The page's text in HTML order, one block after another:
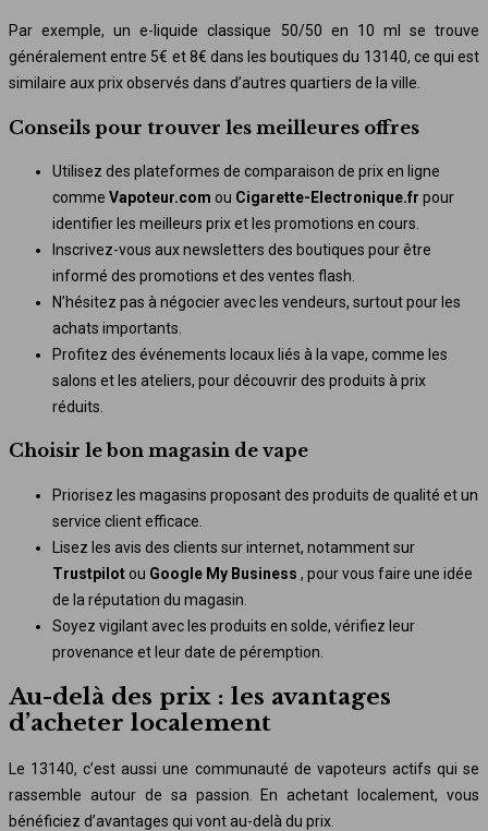
Par exemple, un e-liquide classique 50/50 en 10 ml se trouve
généralement entre 5€ et 8€ dans les boutiques du 13140, ce qui est
similaire aux prix observés dans d’autres quartiers de la ville.
Conseils pour trouver les meilleures offres
Utilisez des plateformes de comparaison de prix en ligne
comme Vapoteur.com ou Cigarette-Electronique.fr pour
identifier les meilleurs prix et les promotions en cours.
Inscrivez-vous aux newsletters des boutiques pour être
informé des promotions et des ventes flash.
N’hésitez pas à négocier avec les vendeurs, surtout pour les
achats importants.
Profitez des événements locaux liés à la vape, comme les
salons et les ateliers, pour découvrir des produits à prix
réduits.
Choisir le bon magasin de vape
Priorisez les magasins proposant des produits de qualité et un
service client efficace.
Lisez les avis des clients sur internet, notamment sur
Trustpilotou Google My Business , pour vous faire une idée
de la réputation du magasin.
Soyez vigilant avec les produits en solde, vérifiez leur
provenance et leur date de péremption.
Au-delà des prix : les avantages
d’acheter localement
Le 13140, c’est aussi une communauté de vapoteurs actifs qui se
rassemble autour de sa passion. En achetant localement, vous
bénéficiez d’avantages qui vont au-delà du prix.